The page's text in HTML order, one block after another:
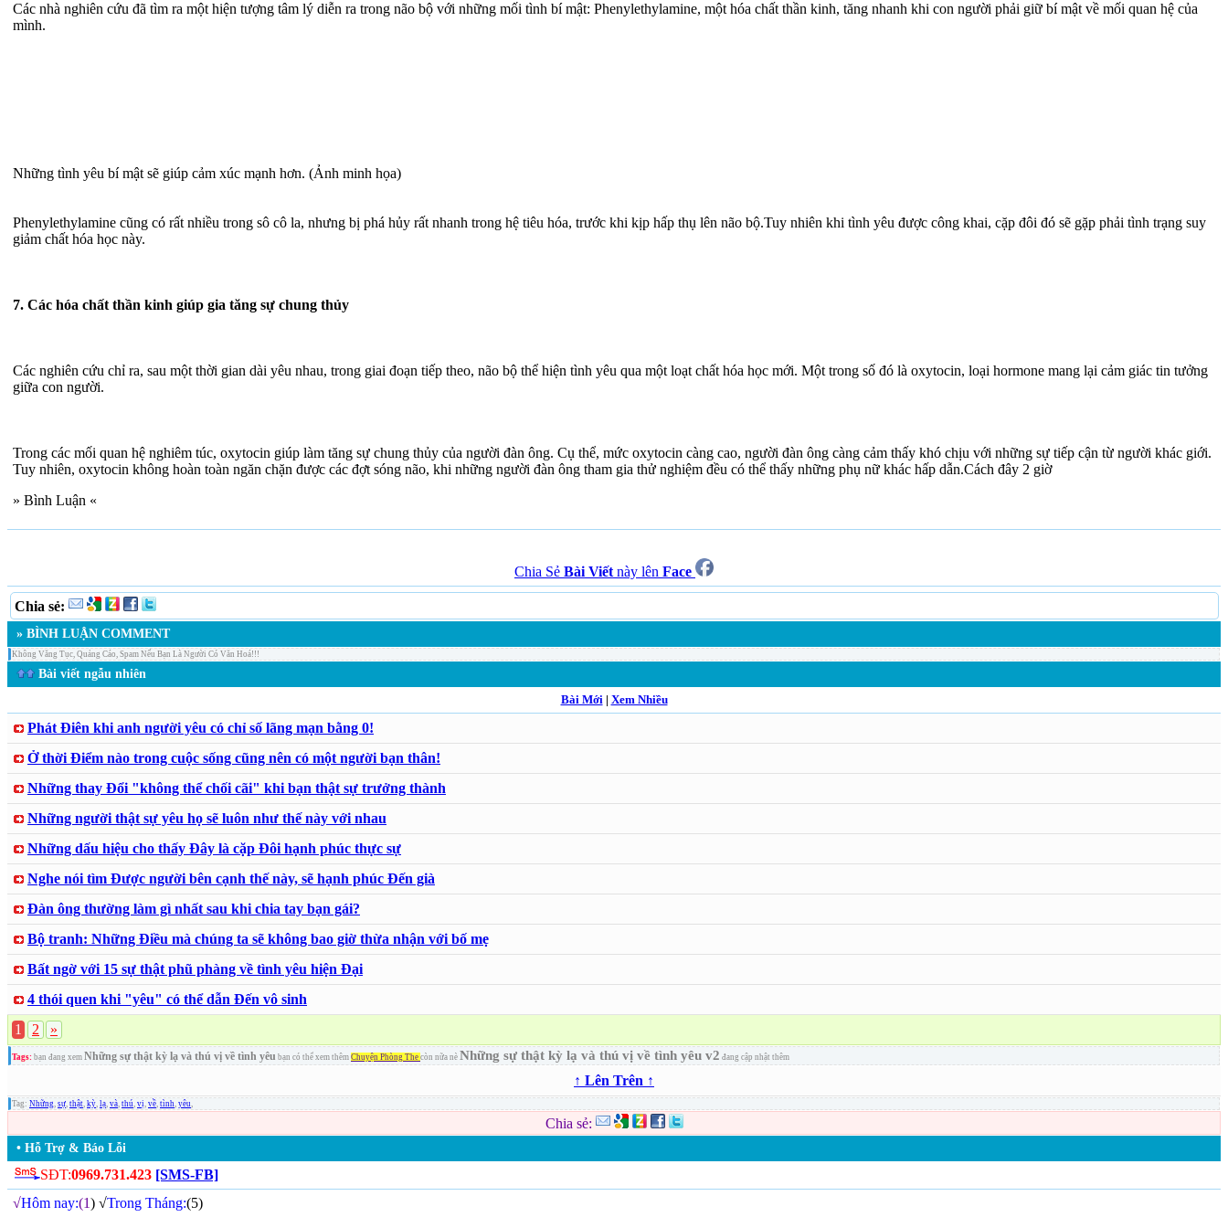
Các nhà nghiên cứu đã tìm ra một hiện tượng tâm lý diễn ra trong não bộ với những mối tình bí mật: Phenylethylamine, một hóa chất thần kinh, tăng nhanh khi con người phải giữ bí mật về mối quan hệ của
mình.
Những tình yêu bí mật sẽ giúp cảm xúc mạnh hơn. (Ảnh minh họa)
Phenylethylamine cũng có rất nhiều trong sô cô la, nhưng bị phá hủy rất nhanh trong hệ tiêu hóa, trước khi kịp hấp thụ lên não bộ.Tuy nhiên khi tình yêu được công khai, cặp đôi đó sẽ gặp phải tình trạng suy
giảm chất hóa học này.
7. Các hóa chất thần kinh giúp gia tăng sự chung thủy
Các nghiên cứu chỉ ra, sau một thời gian dài yêu nhau, trong giai đoạn tiếp theo, não bộ thể hiện tình yêu qua một loạt chất hóa học mới. Một trong số đó là oxytocin, loại hormone mang lại cảm giác tin tưởng
giữa con người.
Trong các mối quan hệ nghiêm túc, oxytocin giúp làm tăng sự chung thủy của người đàn ông. Cụ thể, mức oxytocin càng cao, người đàn ông càng cảm thấy khó chịu với những sự tiếp cận từ người khác giới.
Tuy nhiên, oxytocin không hoàn toàn ngăn chặn được các đợt sóng não, khi những người đàn ông tham gia thử nghiệm đều có thể thấy những phụ nữ khác hấp dẫn.Cách đây 2 giờ
» Bình Luận «
Chia Sẻ Bài Viết này lên Face
Chia sẻ:
» BÌNH LUẬN COMMENT
Không Văng Tục, Quảng Cáo, Spam Nếu Bạn Là Người Có Văn Hoá!!!
Bài viết ngẫu nhiên
Bài Mới| Xem Nhiều
Phát Điên khi anh người yêu có chỉ số lãng mạn bằng 0!
Ở thời Điểm nào trong cuộc sống cũng nên có một người bạn thân!
Những thay Đổi "không thể chối cãi" khi bạn thật sự trưởng thành
Những người thật sự yêu họ sẽ luôn như thế này với nhau
Những dấu hiệu cho thấy Đây là cặp Đôi hạnh phúc thực sự
Nghe nói tìm Được người bên cạnh thế này, sẽ hạnh phúc Đến già
Đàn ông thường làm gì nhất sau khi chia tay bạn gái?
Bộ tranh: Những Điều mà chúng ta sẽ không bao giờ thừa nhận với bố mẹ
Bất ngờ với 15 sự thật phũ phàng về tình yêu hiện Đại
4 thói quen khi "yêu" có thể dẫn Đến vô sinh
1
2 »
Tags: bạn đang xem Những sự thật kỳ lạ và thú vị về tình yêu bạn có thể xem thêm Chuyện Phòng The còn nữa nè Những sự thật kỳ lạ và thú vị về tình yêu v2 đang cập nhật thêm
↑ Lên Trên ↑
Tag: Những, sự, thật, kỳ, lạ, và, thú, vị, về, tình, yêu,
Chia sẻ:
• Hỗ Trợ & Báo Lỗi
SĐT:0969.731.423 [SMS-FB]
√Hôm nay:(1) √Trong Tháng:(5)